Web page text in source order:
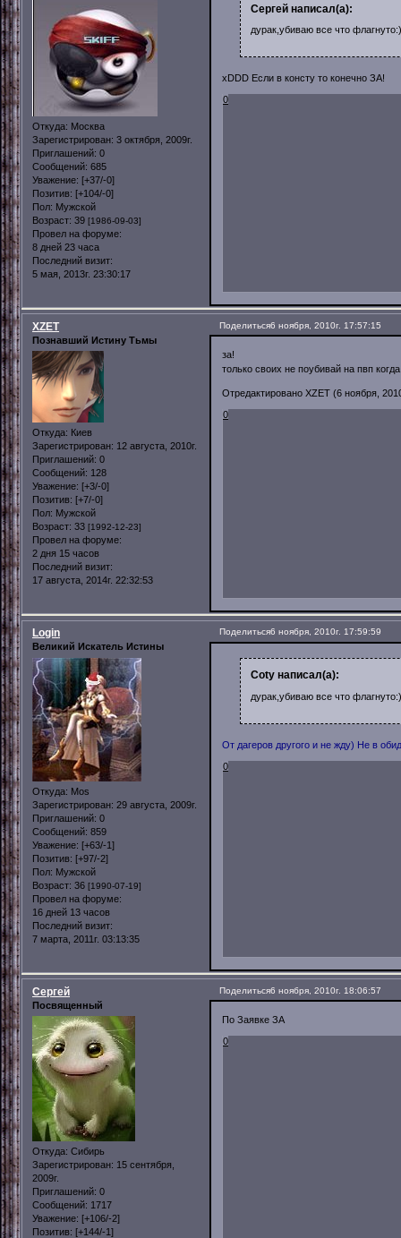
Откуда: Москва
Зарегистрирован: 3 октября, 2009г.
Приглашений: 0
Сообщений: 685
Уважение: [+37/-0]
Позитив: [+104/-0]
Пол: Мужской
Возраст: 39 [1986-09-03]
Провел на форуме:
8 дней 23 часа
Последний визит:
5 мая, 2013г. 23:30:17
Сергей написал(а):
дурак,убиваю все что
xDDD Если в консту то конечно ЗА!
0
Поделиться6 ноября, 2010г. 17:57:15
XZET
Познавший Истину Тьмы
Откуда: Киев
Зарегистрирован: 12 августа, 2010г.
Приглашений: 0
Сообщений: 128
Уважение: [+3/-0]
Позитив: [+7/-0]
Пол: Мужской
Возраст: 33 [1992-12-23]
Провел на форуме:
2 дня 15 часов
Последний визит:
17 августа, 2014г. 22:32:53
за!
только своих не поубивай на пвп
Отредактировано XZET (6 ноября,
0
Поделиться6 ноября, 2010г. 17:59:59
Login
Великий Искатель Истины
Откуда: Mos
Зарегистрирован: 29 августа, 2009г.
Приглашений: 0
Сообщений: 859
Уважение: [+63/-1]
Позитив: [+97/-2]
Пол: Мужской
Возраст: 36 [1990-07-19]
Провел на форуме:
16 дней 13 часов
Последний визит:
7 марта, 2011г. 03:13:35
Coty написал(а):
дурак,убиваю все что
От дагеров другого и не жду) Не в
0
Поделиться6 ноября, 2010г. 18:06:57
Сергей
Посвященный
Откуда: Сибирь
Зарегистрирован: 15 сентября,
2009г.
Приглашений: 0
Сообщений: 1717
Уважение: [+106/-2]
Позитив: [+144/-1]
По Заявке ЗА
0